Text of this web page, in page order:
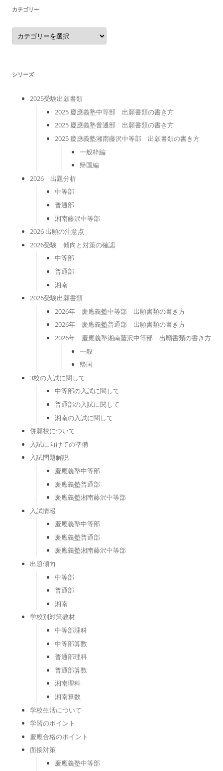
カテゴリー
カ
テ
ゴ
シリーズ
2025受験出願書類
2025 慶應義塾中等部 出願書類の書き方
2025 慶應義塾普通部 出願書類の書き方
2025 慶應義塾湘南藤沢中等部 出願書類の書き方
一般枠編
帰国編
2026 出題分析
中等部
普通部
湘南藤沢中等部
2026 出願の注意点
2026受験 傾向と対策の確認
中等部
普通部
湘南
2026受験出願書類
2026年 慶應義塾中等部 出願書類の書き方
2026年 慶應義塾普通部 出願書類の書き方
2026年 慶應義塾湘南藤沢中等部 出願書類の書き方
一般
帰国
3校の入試に関して
中等部の入試に関して
普通部の入試に関して
湘南の入試に関して
併願校について
入試に向けての準備
入試問題解説
慶應義塾中等部
慶應義塾普通部
慶應義塾湘南藤沢中等部
入試情報
慶應義塾中等部
慶應義塾普通部
慶應義塾湘南藤沢中等部
出題傾向
中等部
普通部
湘南
学校別対策教材
中等部理科
中等部算数
普通部理科
普通部算数
湘南理科
湘南算数
学校生活について
学習のポイント
慶應合格のポイント
面接対策
慶應義塾中等部